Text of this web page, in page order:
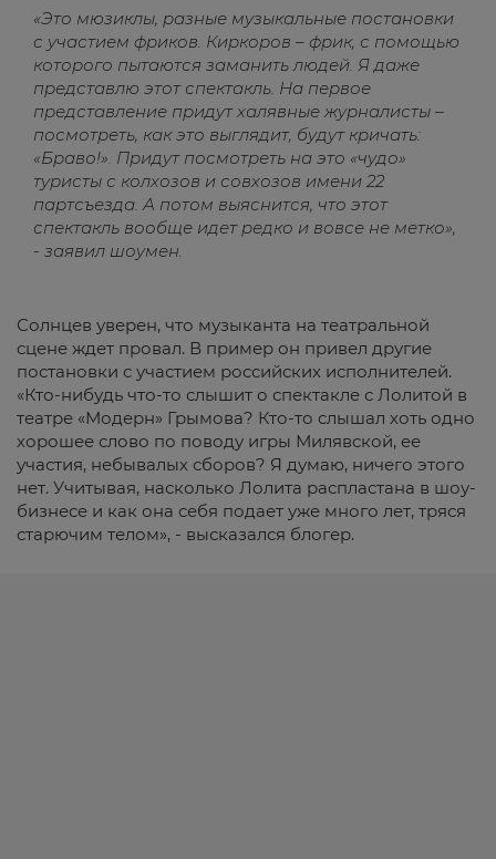
«Это мюзиклы, разные музыкальные постановки
с участием фриков. Киркоров – фрик, с помощью
которого пытаются заманить людей. Я даже
представлю этот спектакль. На первое
представление придут халявные журналисты –
посмотреть, как это выглядит, будут кричать:
«Браво!». Придут посмотреть на это «чудо»
туристы с колхозов и совхозов имени 22
партсъезда. А потом выяснится, что этот
спектакль вообще идет редко и вовсе не метко»,
- заявил шоумен.
Солнцев уверен, что музыканта на театральной
сцене ждет провал. В пример он привел другие
постановки с участием российских исполнителей.
«Кто-нибудь что-то слышит о спектакле с Лолитой в
театре «Модерн» Грымова? Кто-то слышал хоть одно
хорошее слово по поводу игры Милявской, ее
участия, небывалых сборов? Я думаю, ничего этого
нет. Учитывая, насколько Лолита распластана в шоу-
бизнесе и как она себя подает уже много лет, тряся
старючим телом», - высказался блогер.